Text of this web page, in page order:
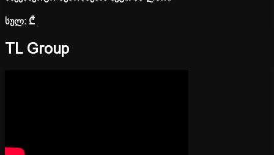
სულ:₾
TL Group